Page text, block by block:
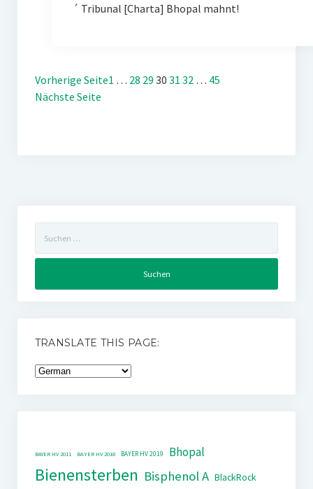
´ Tribunal [Charta] Bhopal mahnt!
Vorherige Seite1 … 28 29 30 31 32 … 45
Nächste Seite
nach:
TRANSLATE THIS PAGE:
BAYER HV 2011 BAYER HV 2018 BAYER HV 2019 Bhopal
Bienensterben Bisphenol A BlackRock